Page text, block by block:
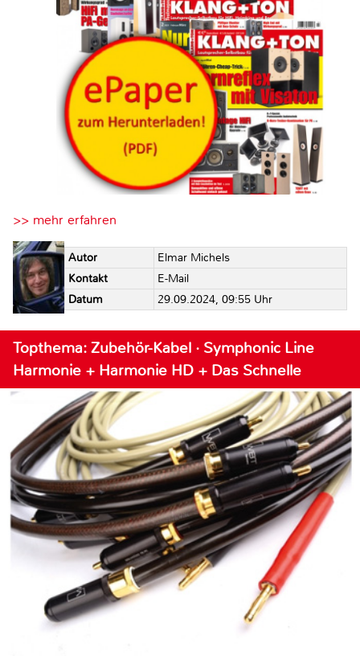
>> mehr erfahren
Autor
Elmar Michels
Kontakt
E-Mail
Datum
29.09.2024, 09:55 Uhr
Topthema: Zubehör-Kabel · Symphonic Line
Harmonie + Harmonie HD + Das Schnelle